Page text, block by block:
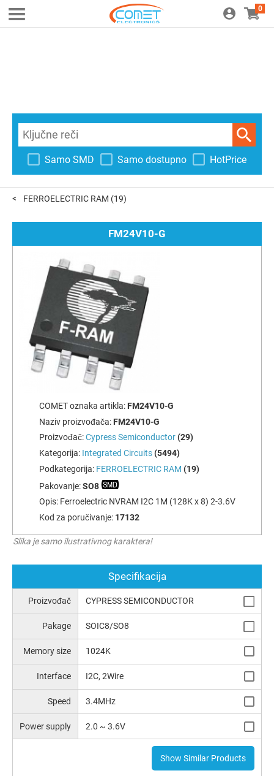
0
Samo SMD Samo dostupno HotPrice
FERROELECTRIC RAM (19)
FM24V10-G
COMET oznaka artikla: FM24V10-G
Naziv proizvođača: FM24V10-G
Proizvođač:Cypress Semiconductor (29)
Kategorija: Integrated Circuits (5494)
Podkategorija: FERROELECTRIC RAM (19)
Pakovanje:SO8
Opis: Ferroelectric NVRAM I2C 1M (128K x 8) 2-3.6V
Kod za poručivanje: 17132
Slika je samo ilustrativnog karaktera!
Specifikacija
Proizvođač CYPRESS SEMICONDUCTOR
Pakage SOIC8/SO8
Memory size 1024K
Interface I2C, 2Wire
Speed 3.4MHz
Power supply 2.0 ~ 3.6V
Show Similar Products